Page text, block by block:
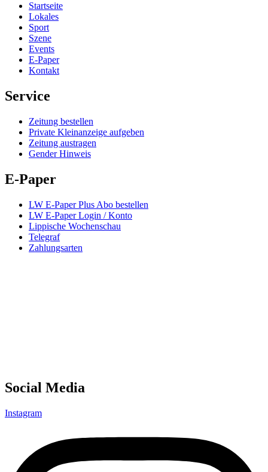
Startseite
Lokales
Sport
Szene
Events
E-Paper
Kontakt
Service
Zeitung bestellen
Private Kleinanzeige aufgeben
Zeitung austragen
Gender Hinweis
E-Paper
LW E-Paper Plus Abo bestellen
LW E-Paper Login / Konto
Lippische Wochenschau
Telegraf
Zahlungsarten
Social Media
Instagram